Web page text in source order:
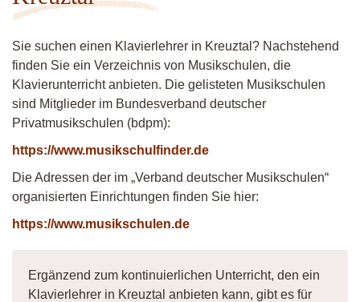
Sie suchen einen Klavierlehrer in Kreuztal? Nachstehend
finden Sie ein Verzeichnis von Musikschulen, die
Klavierunterricht anbieten. Die gelisteten Musikschulen
sind Mitglieder im Bundesverband deutscher
Privatmusikschulen (bdpm):
https://www.musikschulfinder.de
Die Adressen der im „Verband deutscher Musikschulen“
organisierten Einrichtungen finden Sie hier:
https://www.musikschulen.de
Ergänzend zum kontinuierlichen Unterricht, den ein
Klavierlehrer in Kreuztal anbieten kann, gibt es für